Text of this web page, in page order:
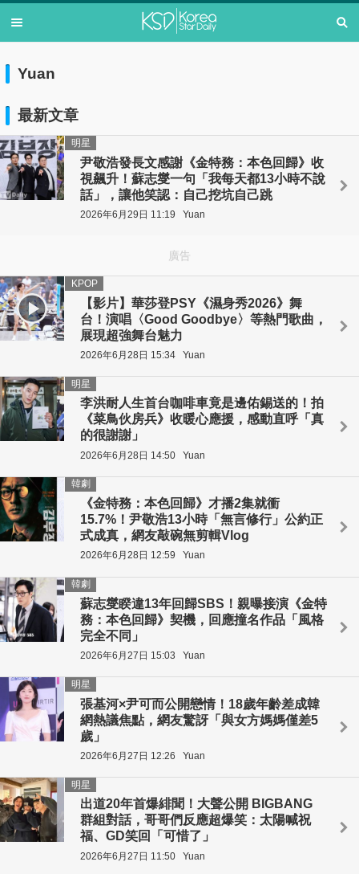
Yuan
最新文章
尹敬浩發長文感謝《金特務：本色回歸》收
視飆升！蘇志燮一句「我每天都13小時不說
話」，讓他笑認：自己挖坑自己跳
明星
2026年6月29日 11:19 Yuan
廣告
【影片】華莎登PSY《濕身秀2026》舞
台！演唱〈Good Goodbye〉等熱門歌曲，
展現超強舞台魅力
KPOP
2026年6月28日 15:34 Yuan
李洪耐人生首台咖啡車竟是邊佑錫送的！拍
《菜鳥伙房兵》收暖心應援，感動直呼「真
的很謝謝」
明星
2026年6月28日 14:50 Yuan
《金特務：本色回歸》才播2集就衝
15.7%！尹敬浩13小時「無言修行」公約正
式成真，網友敲碗無剪輯Vlog
韓劇
2026年6月28日 12:59 Yuan
蘇志燮睽違13年回歸SBS！親曝接演《金特
務：本色回歸》契機，回應撞名作品「風格
完全不同」
韓劇
2026年6月27日 15:03 Yuan
張基河×尹可而公開戀情！18歲年齡差成韓
網熱議焦點，網友驚訝「與女方媽媽僅差5
歲」
明星
2026年6月27日 12:26 Yuan
出道20年首爆緋聞！大聲公開 BIGBANG
群組對話，哥哥們反應超爆笑：太陽喊祝
福、GD笑回「可惜了」
明星
2026年6月27日 11:50 Yuan